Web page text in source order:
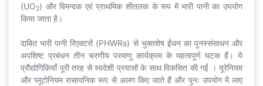
(UO2) और विमन्दक एवं प्राथमिक शीतलक के रूप में भारी पानी का उपयोग
किया जाता है।
दाबित भारी पानी रिएक्टरों (PHWRs) से भुक्तशेष ईंधन का पुनस्संसाधन और
अपशिष्ट प्रबंधन तीन चरणीय परमाणु कार्यक्रम के महत्वपूर्ण घटक हैं। ये
प्रौद्योगिकियाँ पूरी तरह से स्वदेशी प्रयासों के साथ विकसित की गईं । यूरेनियम
और प्लूटोनियम रासायनिक रूप से अलग किए जाते हैं और पुनः उपयोग में लाए